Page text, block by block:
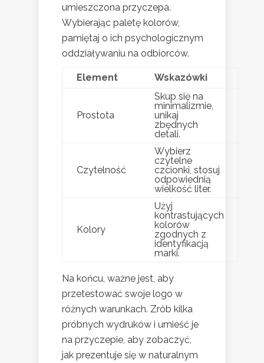
umieszczona przyczepa.
Wybierając paletę kolorów,
pamiętaj o ich psychologicznym
oddziaływaniu na odbiorców.
Element Wskazówki
Prostota
Skup się na
minimalizmie,
unikaj
zbędnych
detali.
Czytelność
Wybierz
czytelne
czcionki, stosuj
odpowiednią
wielkość liter.
Kolory
Użyj
kontrastujących
kolorów
zgodnych z
identyfikacją
marki.
Na końcu, ważne jest, aby
przetestować swoje logo w
różnych warunkach. Zrób kilka
próbnych wydruków i umieść je
na przyczepie, aby zobaczyć,
jak prezentuje się w naturalnym